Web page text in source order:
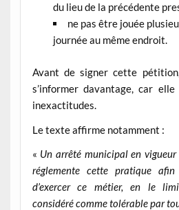
du lieu de la précédente
ne pas être jouée
journée au même endroit.
Avant de signer cette
s’informer davantage, car
inexactitudes.
Le texte affirme notamment :
« Un arrêté municipal en
réglemente cette pratique
d’exercer ce métier, en le
considéré comme tolérable par